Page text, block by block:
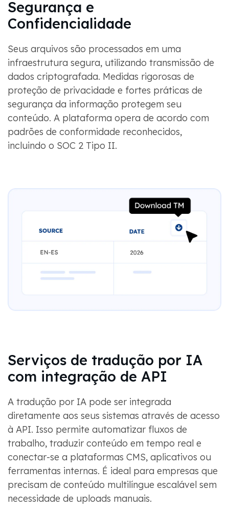
Segurança e
Confidencialidade
Seus arquivos são processados ​​em uma
infraestrutura segura, utilizando transmissão de
dados criptografada. Medidas rigorosas de
proteção de privacidade e fortes práticas de
segurança da informação protegem seu
conteúdo. A plataforma opera de acordo com
padrões de conformidade reconhecidos,
incluindo o SOC 2 Tipo II.
Serviços de tradução por IA
com integração de API
A tradução por IA pode ser integrada
diretamente aos seus sistemas através de acesso
à API. Isso permite automatizar fluxos de
trabalho, traduzir conteúdo em tempo real e
conectar-se a plataformas CMS, aplicativos ou
ferramentas internas. É ideal para empresas que
precisam de conteúdo multilíngue escalável sem
necessidade de uploads manuais.